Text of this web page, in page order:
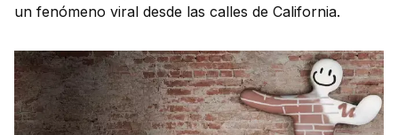
un fenómeno viral desde las calles de California.